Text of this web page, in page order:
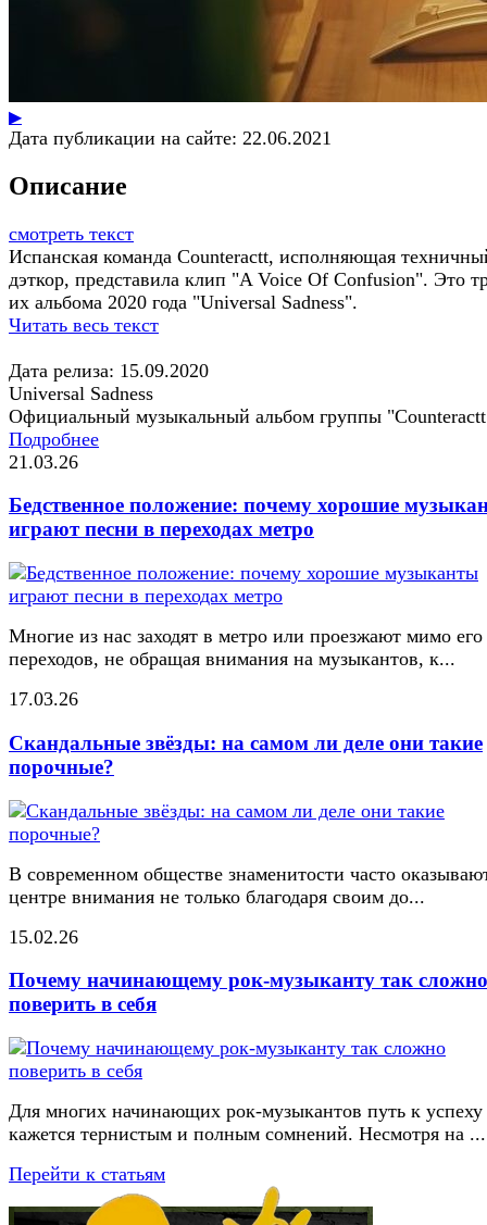
▶
Дата публикации на сайте: 22.06.2021
Описание
смотреть текст
Испанская команда Counteractt, исполняющая
дэткор, представила клип "A Voice Of Confusion". Это
их альбома 2020 года "Universal Sadness".
Читать весь текст
Дата релиза: 15.09.2020
Universal Sadness
Официальный музыкальный альбом группы
Подробнее
21.03.26
Бедственное положение: почему хорошие
играют песни в переходах метро
Многие из нас заходят в метро или проезжают мимо его
переходов, не обращая внимания на музыкантов, к...
17.03.26
Скандальные звёзды: на самом ли деле они такие
порочные?
В современном обществе знаменитости часто
центре внимания не только благодаря своим до...
15.02.26
Почему начинающему рок-музыканту так сложно
поверить в себя
Для многих начинающих рок-музыкантов путь к успеху
кажется тернистым и полным сомнений. Несмотря на ...
Перейти к статьям